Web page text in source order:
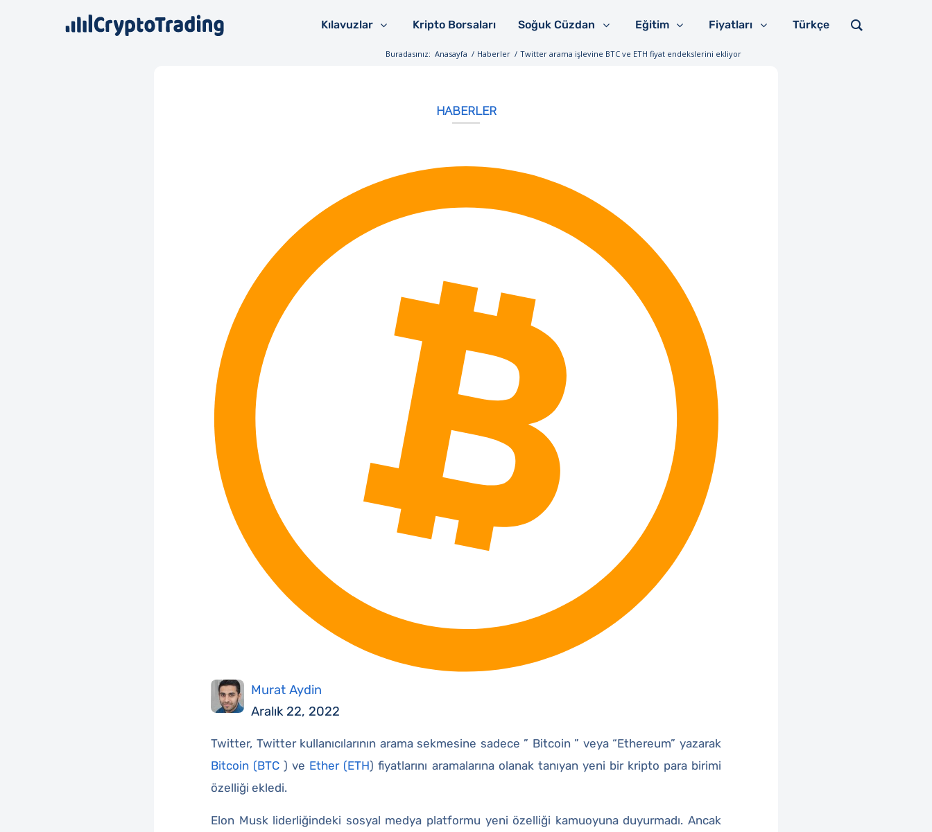
Kılavuzlar Kripto Borsaları Soğuk Cüzdan Eğitim Fiyatları Türkçe
Buradasınız: Anasayfa / Haberler / Twitter arama işlevine BTC ve ETH fiyat endekslerini ekliyor
HABERLER
Murat Aydin
Aralık 22, 2022
Twitter, Twitter kullanıcılarının arama sekmesine sadece ” Bitcoin ” veya “Ethereum” yazarak
Bitcoin (BTC ) ve Ether (ETH) fiyatlarını aramalarına olanak tanıyan yeni bir kripto para birimi
özelliği ekledi.
Elon Musk liderliğindeki sosyal medya platformu yeni özelliği kamuoyuna duyurmadı. Ancak